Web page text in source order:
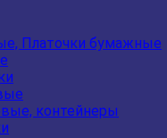
Платочки бумажные
контейнеры